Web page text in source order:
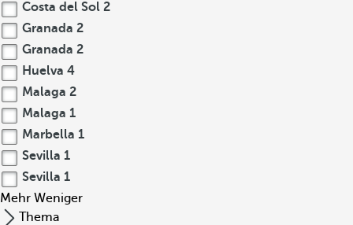
Costa del Sol 2
Granada 2
Granada 2
Huelva 4
Malaga 2
Malaga 1
Marbella 1
Sevilla 1
Sevilla 1
Mehr Weniger
Thema